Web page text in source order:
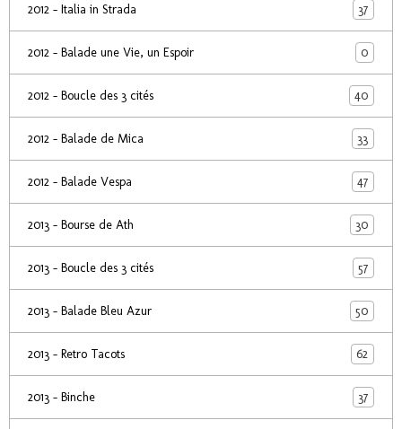
2012 - Italia in Strada 37
2012 - Balade une Vie, un Espoir 0
2012 - Boucle des 3 cités 40
2012 - Balade de Mica 33
2012 - Balade Vespa 47
2013 - Bourse de Ath 30
2013 - Boucle des 3 cités 57
2013 - Balade Bleu Azur 50
2013 - Retro Tacots 62
2013 - Binche 37